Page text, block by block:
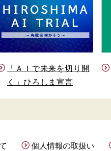
「ＡＩで未来を切り開
く」ひろしま宣言
個人情報の取扱い